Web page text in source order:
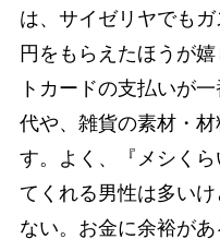
は、サイゼリヤでも
円をもらえたほうが
トカードの支払いが
代や、雑貨の素材・
す。よく、『メシく
てくれる男性は多い
ない。お金に余裕が